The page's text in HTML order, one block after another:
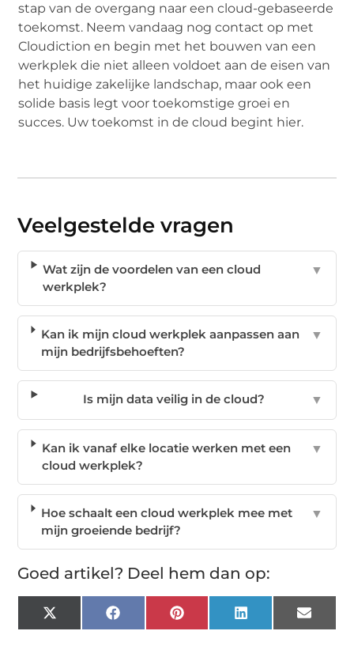
stap van de overgang naar een cloud-gebaseerde
toekomst. Neem vandaag nog contact op met
Cloudiction en begin met het bouwen van een
werkplek die niet alleen voldoet aan de eisen van
het huidige zakelijke landschap, maar ook een
solide basis legt voor toekomstige groei en
succes. Uw toekomst in de cloud begint hier.
Veelgestelde vragen
Wat zijn de voordelen van een cloud
werkplek?
▼
Kan ik mijn cloud werkplek aanpassen aan
mijn bedrijfsbehoeften?
▼
Is mijn data veilig in de cloud? ▼
Kan ik vanaf elke locatie werken met een
cloud werkplek?
▼
Hoe schaalt een cloud werkplek mee met
mijn groeiende bedrijf?
▼
Goed artikel? Deel hem dan op:
X
(Twitter)
FacebookPinterest LinkedIn Email